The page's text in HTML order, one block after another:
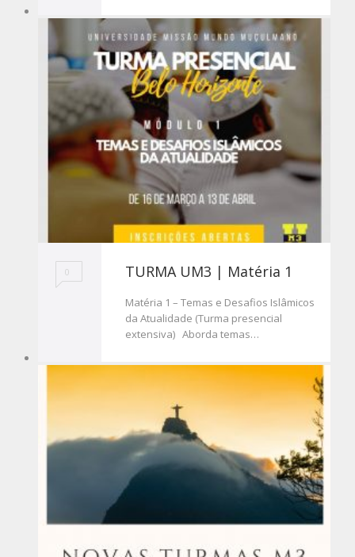
0 TURMA UM3 | Matéria 1
Matéria 1 – Temas e Desafios Islâmicos
da Atualidade (Turma presencial
extensiva) Aborda temas…